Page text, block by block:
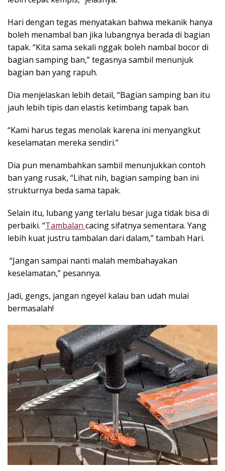
Hari dengan tegas menyatakan bahwa mekanik hanya
boleh menambal ban jika lubangnya berada di bagian
tapak. “Kita sama sekali nggak boleh nambal bocor di
bagian samping ban,” tegasnya sambil menunjuk
bagian ban yang rapuh.
Dia menjelaskan lebih detail, “Bagian samping ban itu
jauh lebih tipis dan elastis ketimbang tapak ban.
“Kami harus tegas menolak karena ini menyangkut
keselamatan mereka sendiri.”
Dia pun menambahkan sambil menunjukkan contoh
ban yang rusak, “Lihat nih, bagian samping ban ini
strukturnya beda sama tapak.
Selain itu, lubang yang terlalu besar juga tidak bisa di
perbaiki. “Tambalan cacing sifatnya sementara. Yang
lebih kuat justru tambalan dari dalam,” tambah Hari.
“Jangan sampai nanti malah membahayakan
keselamatan,” pesannya.
Jadi, gengs, jangan ngeyel kalau ban udah mulai
bermasalah!